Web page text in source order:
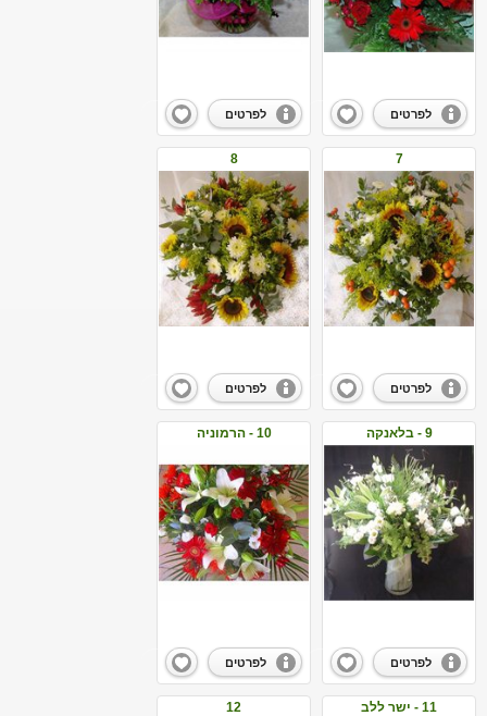
לפרטים לפרטים
7
לפרטים
8
לפרטים
9 - בלאנקה
לפרטים
10 - הרמוניה
לפרטים
11 - ישר ללב 12